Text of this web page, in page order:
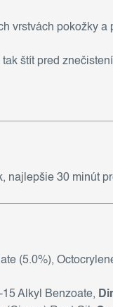
vrstvách pokožky
štít pred
najlepšie 30 minút
(5.0%),
Alkyl Benzoate,